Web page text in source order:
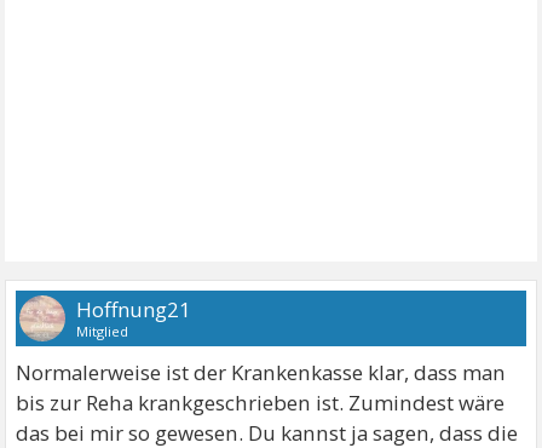
Hoffnung21
Mitglied
Normalerweise ist der Krankenkasse klar, dass man
bis zur Reha krankgeschrieben ist. Zumindest wäre
das bei mir so gewesen. Du kannst ja sagen, dass die